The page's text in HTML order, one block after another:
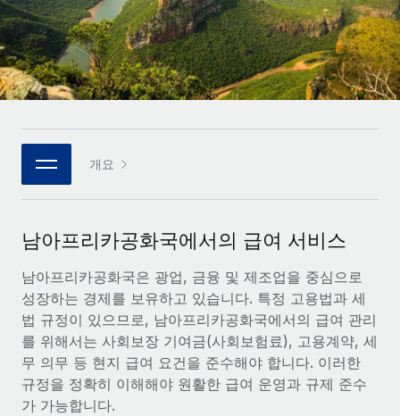
플랫폼
팀을 위한 통합된 핵심 HR 기능
연결 새로운
통합
핵심 비즈니스 도구로 프로세스를 간소화
전문가 상담
글로벌 인사 및 규정 준수 업무 처리에 전문가 지원 제공
신원 조사
채용 후보자 심사 프로세스 간소화
Compliance Watchtower
규정 준수 관련 위험에 선제적으로 대응
엔터프라이즈
대기업을 위한 글로벌 HR
REMOTE 파트너 되기
플랫폼에 글로벌 HR을 유연하게 통합
Remote와의 파트너십 기회 탐색
Remote Build 곧 제공 예정
사례 연구
AI 분야의 선구자인 Weaviate가 Remote와 협력하여
조직 규모를 120% 성장시킨 방법
Weaviate 한눈에 보기 Weaviate는 오픈 소스, AI 우선 인프라를
HR 용어집
체크리스트 및 템플릿
직무 설명 라이브러리
이벤트
급여 및 인재 인사이트
지원받기
모든 리소스 보기
블로그
Italiano
Português (Portugal)
한국어
개요
남아프리카공화국에서의 급여 서비스
남아프리카공화국은 광업, 금융 및 제조업을 중심으로
성장하는 경제를 보유하고 있습니다. 특정 고용법과 세
법 규정이 있으므로, 남아프리카공화국에서의 급여 관리
를 위해서는 사회보장 기여금(사회보험료), 고용계약, 세
무 의무 등 현지 급여 요건을 준수해야 합니다. 이러한
규정을 정확히 이해해야 원활한 급여 운영과 규제 준수
가 가능합니다.